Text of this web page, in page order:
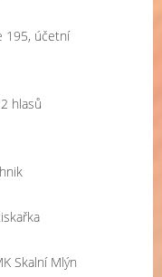
195, účetní
1, OSVČ
40, technik
228, tiskařka
SMK Skalní Mlýn